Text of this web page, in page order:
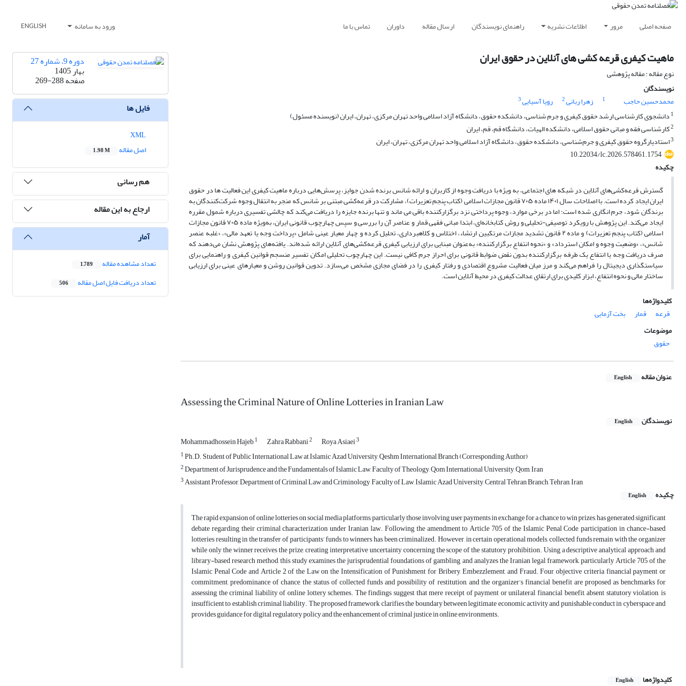
صفحه اصلی مرور اطلاعات نشریه راهنمای نویسندگان ارسال مقاله داوران تماس با ما ورود به سامانه ENGLISH
ماهیت کیفری قرعه کشی های آنلاین در حقوق ایران
نوع مقاله : مقاله پژوهشی
نویسندگان
محمدحسین حاجب
1 زهرا ربانی2 رویا آسیایی3
1 دانشجوی کارشناسی ارشد حقوق کیفری و جرم شناسی، دانشکده حقوق، دانشگاه آزاد اسلامی واحد تهران مرکزی، تهران، ایران (نویسنده مسئول)
2کارشناسی فقه و مبانی حقوق اسلامی، دانشکده الهیات، دانشگاه قم، قم، ایران
3استادیارگروه حقوق کیفری و جرم‌شناسی، دانشکده حقوق، دانشگاه آزاد اسلامی واحد تهران مرکزی، تهران، ایران
10.22034/lc.2026.578461.1754
چکیده
گسترش قرعه‌کشی‌های آنلاین در شبکه‌ های اجتماعی، به ‌ویژه با دریافت وجوه از کاربران و ارائه شانس برنده شدن جوایز، پرسش‌هایی درباره ماهیت کیفری این فعالیت‌ ها در حقوق
ایران ایجاد کرده است. با اصلاحات سال۱۴۰۱ماده۷۰۵قانون مجازات اسلامی (کتاب پنجم تعزیرات)، مشارکت در قرعه‌کشی مبتنی بر شانس که منجر به انتقال وجوه شرکت‌کنندگان به
برندگان شود، جرم ‌انگاری شده است؛ اما در برخی موارد، وجوه پرداختی نزد برگزارکننده باقی می‌ ماند و تنها برنده جایزه را دریافت می‌کند که چالشی تفسیری درباره شمول مقرره
ایجاد می‌کند. این پژوهش با رویکرد توصیفی-تحلیلی و روش کتابخانه‌ای، ابتدا مبانی فقهی قمار و عناصر آن را بررسی و سپس چهارچوب قانونی ایران، به‌ویژه ماده۷۰۵قانون مجازات
اسلامی (کتاب پنجم تعزیرات) و ماده۲قانون تشدید مجازات مرتکبین ارتشاء، اختلاس و کلاهبرداری، تحلیل کرده و چهار معیار عینی شامل «پرداخت وجه یا تعهد مالی»، «غلبه عنصر
شانس»، «وضعیت وجوه و امکان استرداد» و «نحوه انتفاع برگزارکننده» به‌عنوان مبنایی برای ارزیابی کیفری قرعه‌کشی‌های آنلاین ارائه شده‌اند. یافته‌های پژوهش نشان می‌دهند که
صرف دریافت وجه یا انتفاع یک ‌طرفه برگزارکننده بدون نقض ضوابط قانونی برای احراز جرم کافی نیست. این چهارچوب تحلیلی امکان تفسیر منسجم قوانین کیفری و راهنمایی برای
سیاستگذاری دیجیتال را فراهم می‌کند و مرز میان فعالیت مشروع اقتصادی و رفتار کیفری را در فضای مجازی مشخص می‌سازد. تدوین قوانین روشن و معیارهای عینی برای ارزیابی
ساختار مالی و نحوه انتفاع، ابزار کلیدی برای ارتقای عدالت کیفری در محیط آنلاین است.
کلیدواژه‌ها
قرعه
قمار
بخت آزمایی
موضوعات
حقوق
عنوان مقاله English
Assessing the Criminal Nature of Online Lotteries in Iranian Law
نویسندگان English
Mohammadhossein Hajeb1 Zahra Rabbani2 Roya Asiaei3
1Ph.D. Student of Public International Law at Islamic Azad University, Qeshm International Branch (Corresponding Author)
2Department of Jurisprudence and the Fundamentals of Islamic Law, Faculty of Theology, Qom International University, Qom, Iran
3Assistant Professor, Department of Criminal Law and Criminology, Faculty of Law, Islamic Azad University, Central Tehran Branch, Tehran, Iran
چکیده
English
The rapid expansion of online lotteries on social media platforms, particularly those involving user payments in exchange for a chance to win prizes, has generated significant
debate regarding their criminal characterization under Iranian law. Following the amendment to Article 705 of the Islamic Penal Code, participation in chance-based
lotteries resulting in the transfer of participants’ funds to winners has been criminalized. However, in certain operational models, collected funds remain with the organizer
while only the winner receives the prize, creating interpretative uncertainty concerning the scope of the statutory prohibition. Using a descriptive analytical approach and
library-based research method, this study examines the jurisprudential foundations of gambling and analyzes the Iranian legal framework, particularly Article 705 of the
Islamic Penal Code and Article 2 of the Law on the Intensification of Punishment for Bribery, Embezzlement, and Fraud. Four objective criteria financial payment or
commitment, predominance of chance, the status of collected funds and possibility of restitution, and the organizer’s financial benefit are proposed as benchmarks for
assessing the criminal liability of online lottery schemes. The findings suggest that mere receipt of payment or unilateral financial benefit, absent statutory violation, is
insufficient to establish criminal liability. The proposed framework clarifies the boundary between legitimate economic activity and punishable conduct in cyberspace and
provides guidance for digital regulatory policy and the enhancement of criminal justice in online environments.
کلیدواژه‌ها English
دوره 9، شماره 27
بهار 1405
صفحه269-288
فایل ها
اصل مقاله
1.98 M
هم رسانی
ارجاع به این مقاله
آمار
تعداد مشاهده مقاله 1,789
تعداد دریافت فایل اصل مقاله 506